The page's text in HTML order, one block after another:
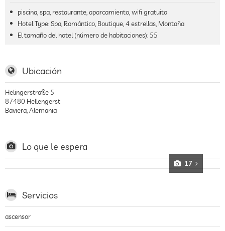
piscina, spa, restaurante, aparcamiento, wifi gratuito
Hotel Type: Spa, Romántico, Boutique, 4 estrellas, Montaña
El tamaño del hotel (número de habitaciones): 55
Ubicación
Helingerstraße 5
87480 Hellengerst
Baviera Alemania
Lo que le espera
17
Servicios
ascensor